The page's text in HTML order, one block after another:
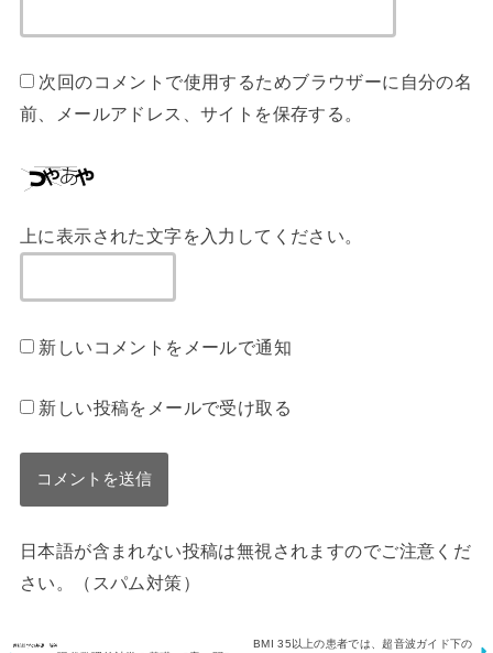
次回のコメントで使用するためブラウザーに自分の名
前、メールアドレス、サイトを保存する。
上に表示された文字を入力してください。
新しいコメントをメールで通知
新しい投稿をメールで受け取る
日本語が含まれない投稿は無視されますのでご注意くだ
さい。（スパム対策）
BMI 35以上の患者では、超音波ガイド下の